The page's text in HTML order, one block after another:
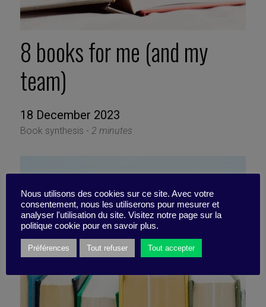
8 books for me (and my
team)
18 December 2023
Book synthesis - 2 minutes
Nous utilisons des cookies sur ce site. Avec votre
consentement, nous les utiliserons pour mesurer et
analyser l'utilisation du site. Visitez notre page sur la
politique cookie pour en savoir plus.
Préférences Tout refuser Tout accepter